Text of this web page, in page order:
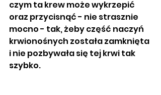
czym ta krew może wykrzepić
oraz przycisnąć - nie strasznie
mocno - tak, żeby część naczyń
krwionośnych została zamknięta
i nie pozbywała się tej krwi tak
szybko.